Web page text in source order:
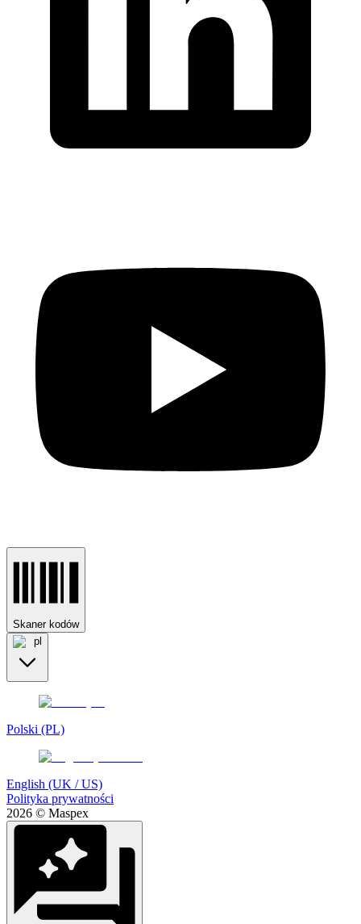
Skaner kodów
pl
Polski (PL)
English (UK / US)
Polityka prywatności
2026 © Maspex